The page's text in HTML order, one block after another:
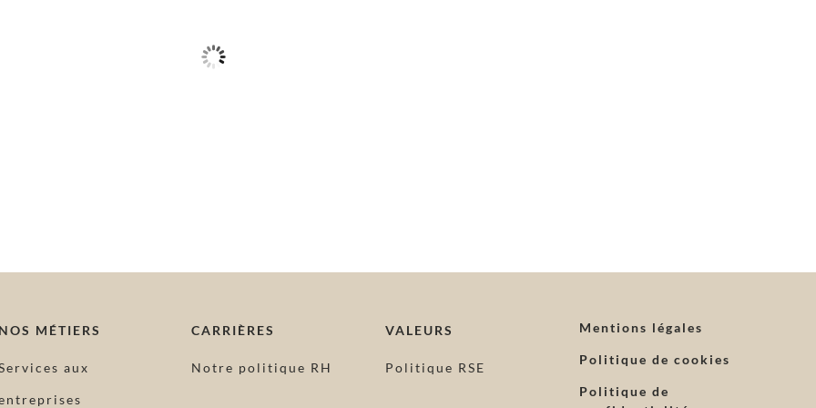
NOS MÉTIERS
aux
CARRIÈRES
Notre politique RH
VALEURS
Politique RSE
Mentions légales
Politique de cookies
Politique de